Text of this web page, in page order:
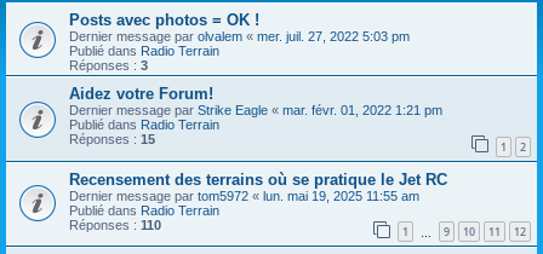
Posts avec photos = OK !
Dernier message par olvalem « mer. juil. 27, 2022 5:03 pm
Publié dans Radio Terrain
Réponses : 3
Aidez votre Forum!
Dernier message par Strike Eagle « mar. févr. 01, 2022 1:21 pm
Publié dans Radio Terrain
Réponses : 15 1 2
Recensement des terrains où se pratique le Jet RC
Dernier message par tom5972 « lun. mai 19, 2025 11:55 am
Publié dans Radio Terrain
Réponses : 110 1 9 10 11 12